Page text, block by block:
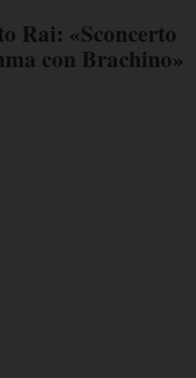
Rai: «Sconcerto
con Brachino»